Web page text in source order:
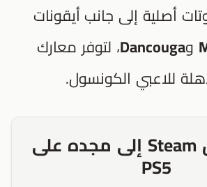
أصلية إلى جانب أيقونات
وDancouga، لتوفر معارك
للاعبي الكونسول.
من إطلاق Steam إلى مجده على
PS5